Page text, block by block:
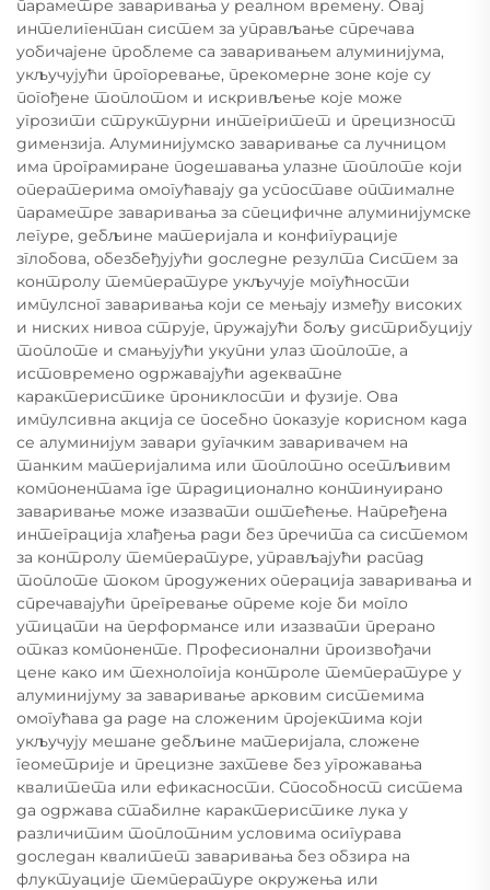
параметре заваривања у реалном времену. Овај
интелигентан систем за управљање спречава
уобичајене проблеме са заваривањем алуминијума,
укључујући прогоревање, прекомерне зоне које су
погођене топлотом и искривљење које може
угрозити структурни интегритет и прецизност
димензија. Алуминијумско заваривање са лучницом
има програмиране подешавања улазне топлоте који
оператерима омогућавају да успоставе оптималне
параметре заваривања за специфичне алуминијумске
легуре, дебљине материјала и конфигурације
зглобова, обезбеђујући доследне резулта Систем за
контролу температуре укључује могућности
импулсног заваривања који се мењају између високих
и ниских нивоа струје, пружајући бољу дистрибуцију
топлоте и смањујући укупни улаз топлоте, а
истовремено одржавајући адекватне
карактеристике прониклости и фузије. Ова
импулсивна акција се посебно показује корисном када
се алуминијум завари дугачким заваривачем на
танким материјалима или топлотно осетљивим
компонентама где традиционално континуирано
заваривање може изазвати оштећење. Напређена
интеграција хлађења ради без пречита са системом
за контролу температуре, управљајући распад
топлоте током продужених операција заваривања и
спречавајући прегревање опреме које би могло
утицати на перформансе или изазвати прерано
отказ компоненте. Професионални произвођачи
цене како им технологија контроле температуре у
алуминијуму за заваривање арковим системима
омогућава да раде на сложеним пројектима који
укључују мешане дебљине материјала, сложене
геометрије и прецизне захтеве без угрожавања
квалитета или ефикасности. Способност система
да одржава стабилне карактеристике лука у
различитим топлотним условима осигурава
доследан квалитет заваривања без обзира на
флуктуације температуре окружења или